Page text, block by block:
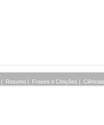
| Resumo | Frases e Citações |